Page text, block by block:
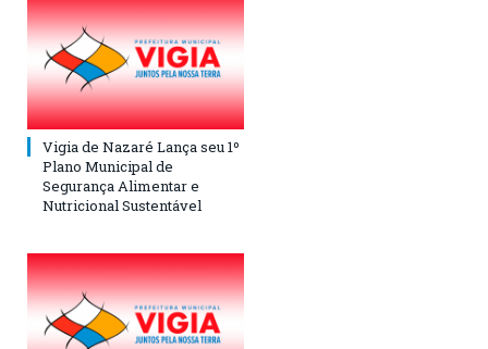
Vigia de Nazaré Lança seu 1º
Plano Municipal de
Segurança Alimentar e
Nutricional Sustentável